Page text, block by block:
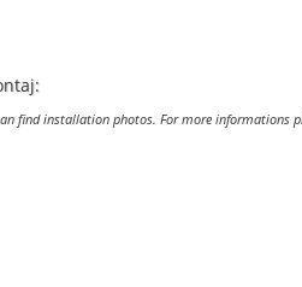
find installation photos. For more informations